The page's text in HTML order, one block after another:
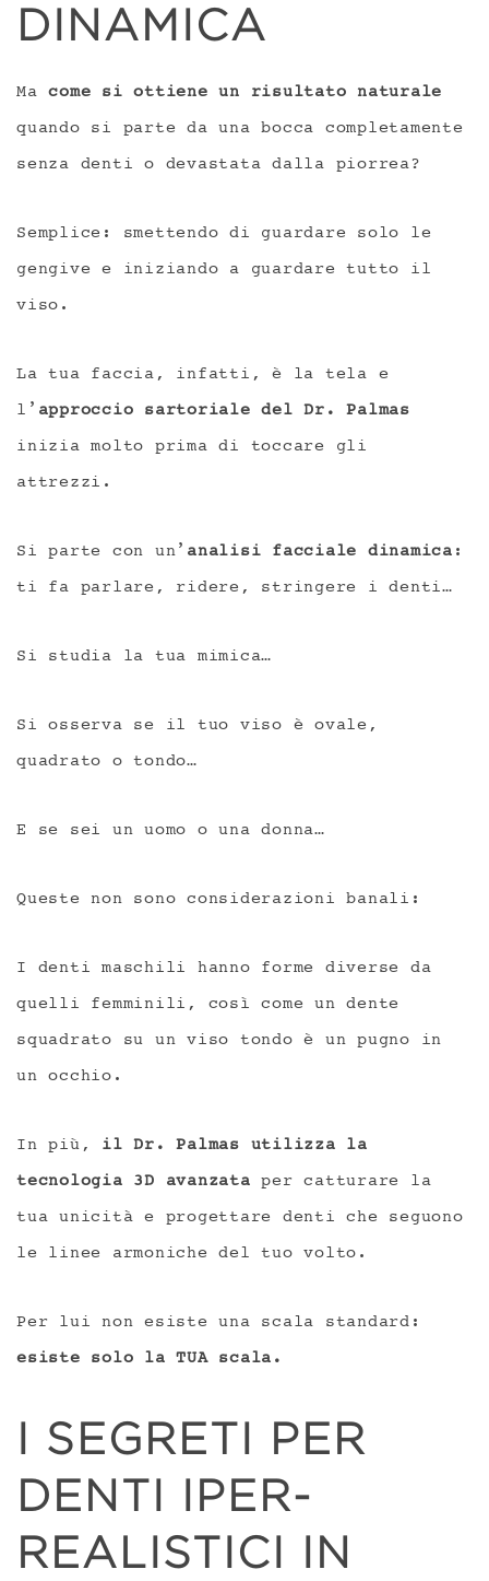
DINAMICA
Macome si ottiene un risultato naturale
quando si parte da una bocca completamente
senza denti o devastata dalla piorrea?
Semplice: smettendo di guardare solo le
gengive e iniziando a guardare tutto il
viso.
La tua faccia, infatti, è la tela e
l’ approccio sartoriale del Dr. Palmas
inizia molto prima di toccare gli
attrezzi.
Si parte con un’ analisi facciale dinamica:
ti fa parlare, ridere, stringere i denti…
Si studia la tua mimica…
Si osserva se il tuo viso è ovale,
quadrato o tondo…
E se sei un uomo o una donna…
Queste non sono considerazioni banali:
I denti maschili hanno forme diverse da
quelli femminili, così come un dente
squadrato su un viso tondo è un pugno in
un occhio.
In più, il Dr. Palmas utilizza la
tecnologia 3D avanzata per catturare la
tua unicità e progettare denti che seguono
le linee armoniche del tuo volto.
Per lui non esiste una scala standard:
esiste solo la TUA scala.
I SEGRETI PER
DENTI IPER-
REALISTICI IN